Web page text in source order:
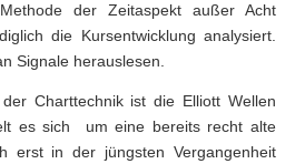
der Zeitaspekt außer Acht
die Kursentwicklung analysiert.
Signale herauslesen.
Charttechnik ist die Elliott Wellen
es sich um eine bereits recht alte
erst in der jüngsten Vergangenheit